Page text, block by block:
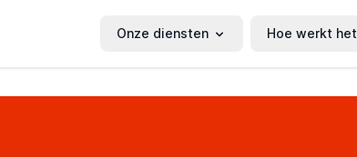
Onze diensten Hoe werkt